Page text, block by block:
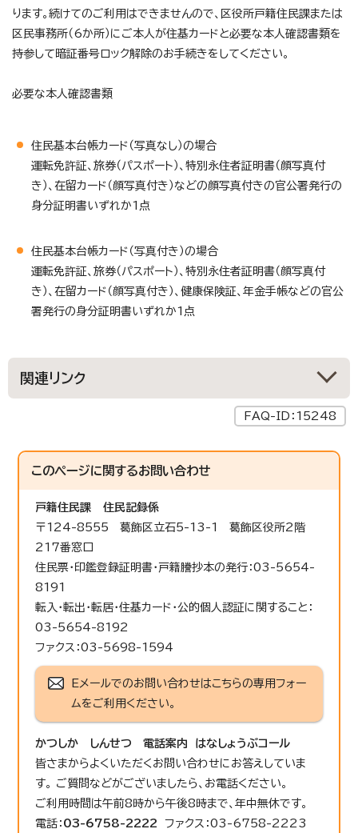
ります。続けてのご利用はできませんので、区役所戸籍住民課または
区民事務所（6か所）にご本人が住基カードと必要な本人確認書類を
持参して暗証番号ロック解除のお手続きをしてください。
必要な本人確認書類
住民基本台帳カード（写真なし）の場合
運転免許証、旅券（パスポート）、特別永住者証明書（顔写真付
き）、在留カード（顔写真付き）などの顔写真付きの官公署発行の
身分証明書いずれか1点
住民基本台帳カード（写真付き）の場合
運転免許証、旅券（パスポート）、特別永住者証明書（顔写真付
き）、在留カード（顔写真付き）、健康保険証、年金手帳などの官公
署発行の身分証明書いずれか1点
関連リンク
FAQ-ID：15248
このページに関するお問い合わせ
戸籍住民課
住民記録係
〒124-8555 葛飾区立石5-13-1 葛飾区役所2階
217番窓口
住民票・印鑑登録証明書・戸籍謄抄本の発行：03-5654-
8191
転入・転出・転居・住基カード・公的個人認証に関すること：
03-5654-8192
ファクス：03-5698-1594
Eメールでのお問い合わせはこちらの専用フォー
ムをご利用ください。
かつしか しんせつ 電話案内 はなしょうぶコール
皆さまからよくいただくお問い合わせにお答えしていま
す。 ご質問などがございましたら、お電話ください。
ご利用時間は午前8時から午後8時まで、年中無休です。
電話： 03-6758-2222 ファクス：03-6758-2223